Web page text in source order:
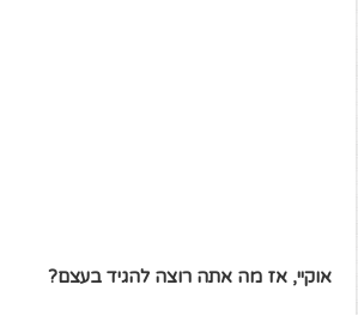
אוקיי, אז מה אתה רוצה להגיד בעצם?